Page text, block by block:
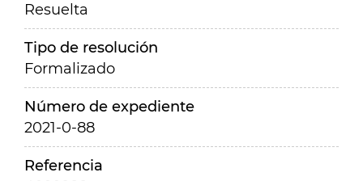
Resuelta
Tipo de resolución
Formalizado
Número de expediente
2021-0-88
Referencia